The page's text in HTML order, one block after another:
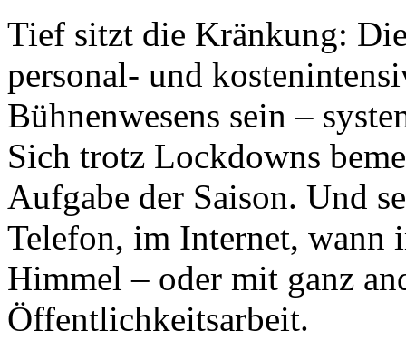
Tief sitzt die Kränkung:
personal- und
Bühnenwesens sein –
Sich trotz Lockdowns
Aufgabe der Saison. Und
Telefon, im Internet, wann
Himmel – oder mit ganz
Öffentlichkeitsarbeit.